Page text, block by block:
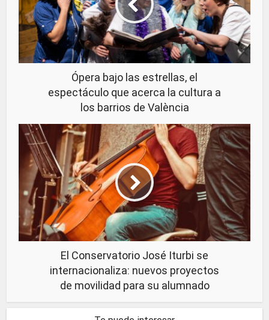
Ópera bajo las estrellas, el
espectáculo que acerca la cultura a
los barrios de València
El Conservatorio José Iturbi se
internacionaliza: nuevos proyectos
de movilidad para su alumnado